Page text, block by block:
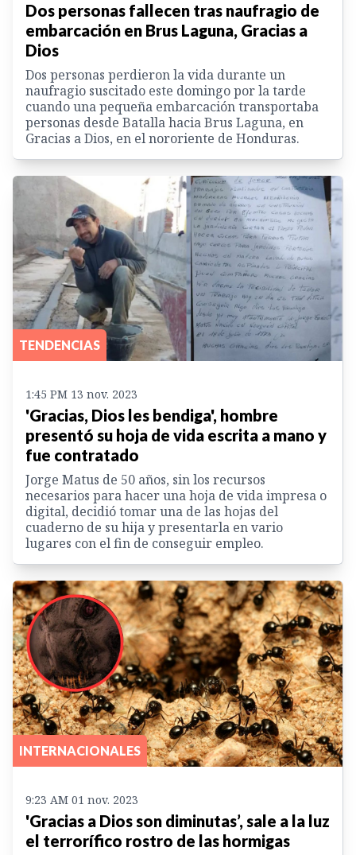
Dos personas fallecen tras naufragio de
embarcación en Brus Laguna, Gracias a
Dios
Dos personas perdieron la vida durante un
naufragio suscitado este domingo por la tarde
cuando una pequeña embarcación transportaba
personas desde Batalla hacia Brus Laguna, en
Gracias a Dios, en el nororiente de Honduras.
TENDENCIAS
1:45 PM 13 nov. 2023
'Gracias, Dios les bendiga', hombre
presentó su hoja de vida escrita a mano y
fue contratado
Jorge Matus de 50 años, sin los recursos
necesarios para hacer una hoja de vida impresa o
digital, decidió tomar una de las hojas del
cuaderno de su hija y presentarla en vario
lugares con el fin de conseguir empleo.
INTERNACIONALES
9:23 AM 01 nov. 2023
'Gracias a Dios son diminutas’, sale a la luz
el terrorífico rostro de las hormigas